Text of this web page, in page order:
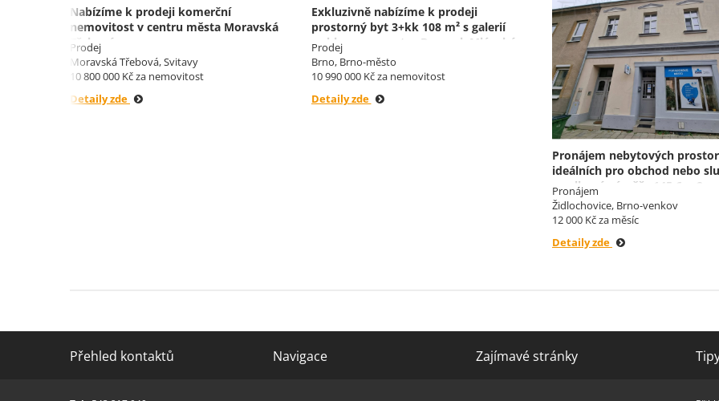
Nabízíme k prodeji komerční
nemovitost v centru města Moravská
Třebová.
Prodej
Moravská Třebová, Svitavy
10 800 000 Kč za nemovitost
Detaily zde
Exkluzivně nabízíme k prodeji
prostorný byt 3+kk 108 m² s galerií
a sklepem v centru Brna, ul. Mlýnská
Prodej
Brno, Brno-město
10 990 000 Kč za nemovitost
Detaily zde
Pronájem nebytových prostor
ideálních pro obchod nebo
o celkové výměře 145,6 m2.
Pronájem
Židlochovice, Brno-venkov
12 000 Kč za měsíc
Detaily zde
Přehled kontaktů Navigace Zajímavé stránky